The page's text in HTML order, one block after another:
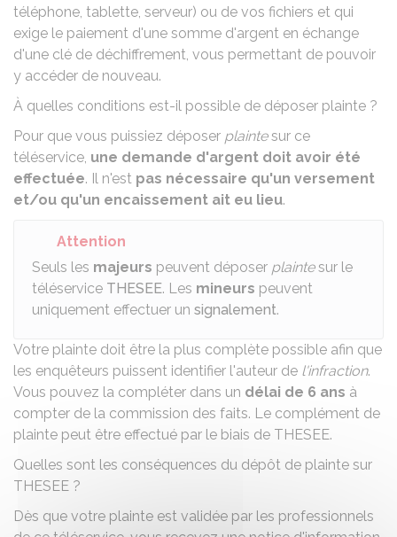
téléphone, tablette, serveur) ou de vos fichiers et qui
exige le paiement d'une somme d'argent en échange
d'une clé de déchiffrement, vous permettant de pouvoir
y accéder de nouveau.
À quelles conditions est-il possible de déposer plainte ?
Pour que vous puissiez déposer plaintesur ce
téléservice, une demande d'argent doit avoir été
effectuée. Il n'est pas nécessaire qu'un versement
et/ou qu'un encaissement ait eu lieu.
Attention
Seuls les majeurs peuvent déposer plaintesur le
téléservice THESEE. Les mineurs peuvent
uniquement effectuer un signalement.
Votre plainte doit être la plus complète possible afin que
les enquêteurs puissent identifier l'auteur de l'infraction.
Vous pouvez la compléter dans un délai de 6 ans à
compter de la commission des faits. Le complément de
plainte peut être effectué par le biais de THESEE.
Quelles sont les conséquences du dépôt de plainte sur
THESEE ?
Dès que votre plainte est validée par les professionnels